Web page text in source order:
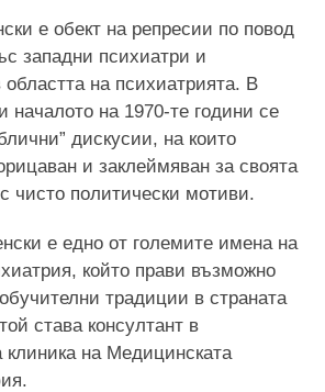
е обект на репресии по повод
западни психиатри и
на психиатрията. В
началото на 1970-те години се
дискусии, на които
и заклеймяван за своята
чисто политически мотиви.
е едно от големите имена на
който прави възможно
традиции в страната
става консултант в
клиника на Медицинската